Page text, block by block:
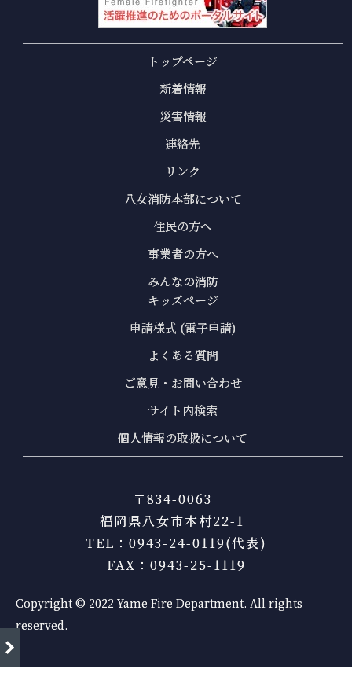
right
トップページ
新着情報
災害情報
連絡先
リンク
八女消防本部について
住民の方へ
事業者の方へ
みんなの消防
キッズページ
申請様式 (電子申請)
よくある質問
ご意見・お問い合わせ
サイト内検索
個人情報の取扱について
〒834-0063
福岡県八女市本村22-1
TEL：0943-24-0119(代表)
FAX：0943-25-1119
Copyright © 2022 Yame Fire Department. All rights
reserved.